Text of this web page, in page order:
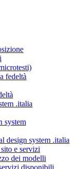
fedeltà
.italia
system
design system .italia
e servizi
dei modelli
disponibili